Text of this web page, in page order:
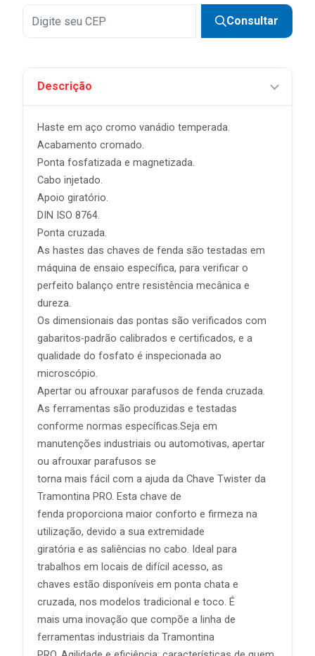
Consultar
Descrição
Haste em aço cromo vanádio temperada.
Acabamento cromado.
Ponta fosfatizada e magnetizada.
Cabo injetado.
Apoio giratório.
DIN ISO 8764.
Ponta cruzada.
As hastes das chaves de fenda são testadas em
máquina de ensaio específica, para verificar o
perfeito balanço entre resistência mecânica e
dureza.
Os dimensionais das pontas são verificados com
gabaritos-padrão calibrados e certificados, e a
qualidade do fosfato é inspecionada ao
microscópio.
Apertar ou afrouxar parafusos de fenda cruzada.
As ferramentas são produzidas e testadas
conforme normas específicas.Seja em
manutenções industriais ou automotivas, apertar
ou afrouxar parafusos se
torna mais fácil com a ajuda da Chave Twister da
Tramontina PRO. Esta chave de
fenda proporciona maior conforto e firmeza na
utilização, devido a sua extremidade
giratória e as saliências no cabo. Ideal para
trabalhos em locais de difícil acesso, as
chaves estão disponíveis em ponta chata e
cruzada, nos modelos tradicional e toco. É
mais uma inovação que compõe a linha de
ferramentas industriais da Tramontina